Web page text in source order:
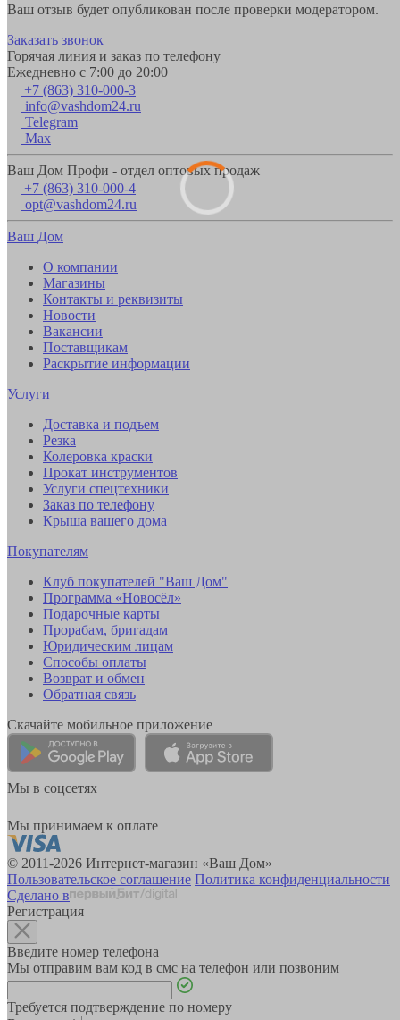
Ваш отзыв будет опубликован после проверки модератором.
Заказать звонок
Горячая линия и заказ по телефону
Ежедневно с 7:00 до 20:00
+7 (863) 310-000-3
info@vashdom24.ru
Telegram
Max
Ваш Дом Профи - отдел оптовых продаж
+7 (863) 310-000-4
opt@vashdom24.ru
Ваш Дом
О компании
Магазины
Контакты и реквизиты
Новости
Вакансии
Поставщикам
Раскрытие информации
Услуги
Доставка и подъем
Резка
Колеровка краски
Прокат инструментов
Услуги спецтехники
Заказ по телефону
Крыша вашего дома
Покупателям
Клуб покупателей "Ваш Дом"
Программа «Новосёл»
Подарочные карты
Прорабам, бригадам
Юридическим лицам
Способы оплаты
Возврат и обмен
Обратная связь
Скачайте мобильное приложение
Мы в соцсетях
Мы принимаем к оплате
© 2011-2026 Интернет-магазин «Ваш Дом»
Пользовательское соглашение Политика конфиденциальности
Сделано в
Регистрация
Введите номер телефона
Мы отправим вам код в смс на телефон или позвоним
Требуется подтверждение по номеру